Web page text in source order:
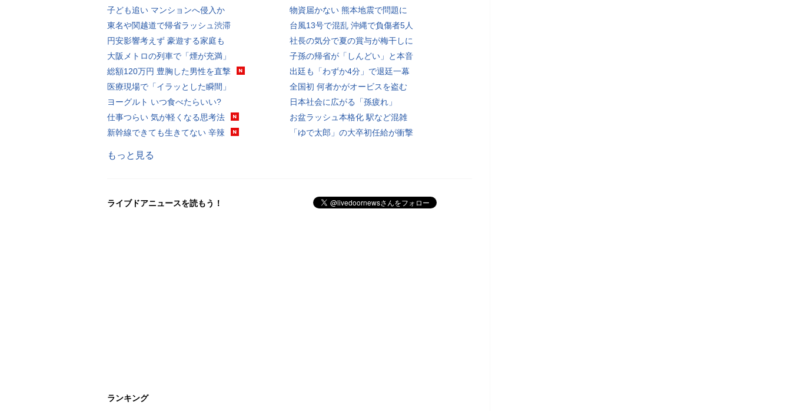
子ども追い マンションへ侵入か
東名や関越道で帰省ラッシュ渋滞
円安影響考えず 豪遊する家庭も
大阪メトロの列車で「煙が充満」
総額120万円 豊胸した男性を直撃
医療現場で「イラッとした瞬間」
ヨーグルト いつ食べたらいい?
仕事つらい 気が軽くなる思考法
新幹線できても生きてない 辛辣
物資届かない 熊本地震で問題に
台風13号で混乱 沖縄で負傷者5人
社長の気分で夏の賞与が梅干しに
子孫の帰省が「しんどい」と本音
出廷も「わずか4分」で退廷一幕
全国初 何者かがオービスを盗む
日本社会に広がる「孫疲れ」
お盆ラッシュ本格化 駅など混雑
「ゆで太郎」の大卒初任給が衝撃
もっと見る
ライブドアニュースを読もう！
ランキング